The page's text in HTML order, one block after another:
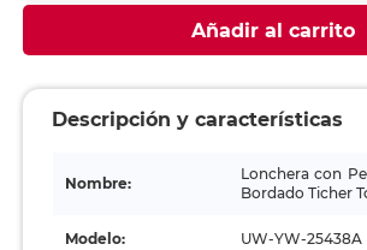
Añadir al carrito
Descripción y características
Nombre:
Lonchera con
Bordado Ticher
Modelo: UW-YW-25438A